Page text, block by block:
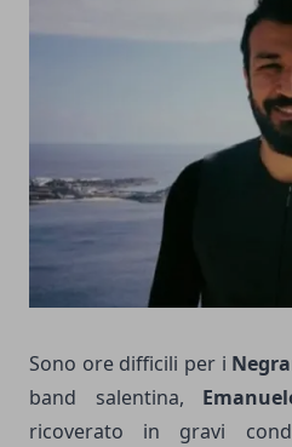
Sono ore difficili per i
band salentina,
ricoverato in gravi